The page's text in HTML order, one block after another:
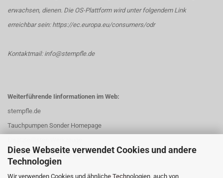
Diese Webseite verwendet Cookies und andere
Technologien
Wir verwenden Cookies und ähnliche Technologien, auch von
erwachsen, dienen. Die OS-Plattform wird unter folgendem Link
erreichbar sein: https://ec.europa.eu/consumers/odr
Kontaktmail: info@stempfle.de
Weiterführende Iinformationen im Web:
stempfle.de
Tauchpumpen Sonder Homepage
Mehr Videos und Infos unter: